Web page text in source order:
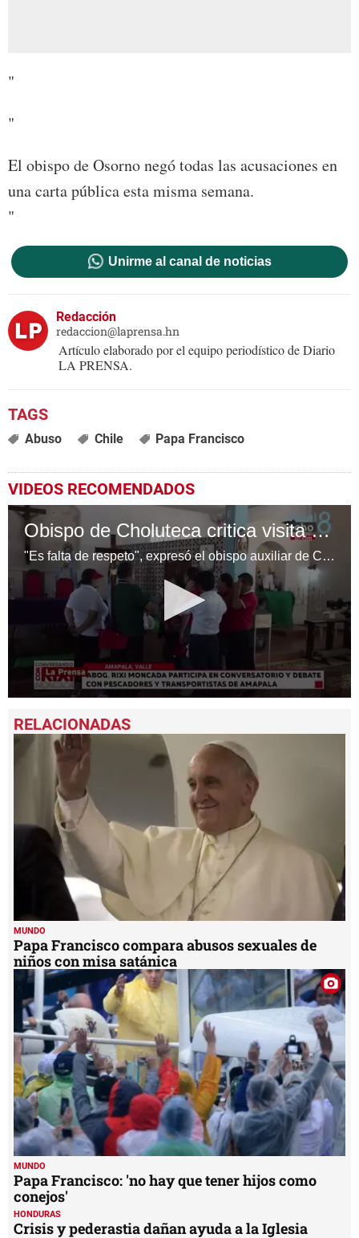
"
"
El obispo de Osorno negó todas las acusaciones en
una carta pública esta misma semana.
"
Unirme al canal de noticias
Redacción
redaccion@laprensa.hn
Artículo elaborado por el equipo periodístico de Diario
LA PRENSA.
Abuso Chile Papa Francisco
VIDEOS RECOMENDADOS
Obispo de Choluteca critica visita política de Rixi Moncada a iglesia
"Es falta de respeto", expresó el obispo auxiliar de Choluteca, monseñor Teodoro Gómez, por la visita propagandística de Rixi Moncada en la iglesia.
seconds
of
MUNDO
Papa Francisco compara abusos sexuales de
niños con misa satánica
MUNDO
Papa Francisco: 'no hay que tener hijos como
conejos'
HONDURAS
Crisis y pederastia dañan ayuda a la Iglesia